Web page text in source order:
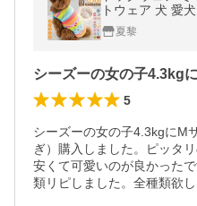
トウェア 犬 愛
ンクトップ ボー
あったか グッズ
夏黎
シーズーの女の子4.3kg
5
シーズーの女の子4.3kgにM
ぎ）購入しました。ピッタ
安くて可愛いのが良かった
類リピしました。全種類欲